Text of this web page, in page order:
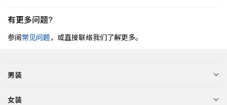
有更多问题?
参阅常见问题，或直接联络我们了解更多。
男装
女装